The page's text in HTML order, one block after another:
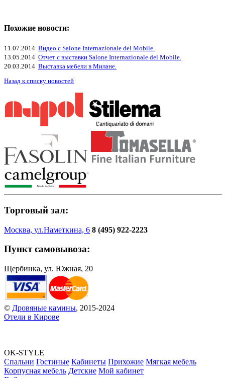
Похожие новости:
11.07.2014 Видео с Salone Internazionale del Mobile.
13.05.2014 Отчет с выставки Salone Internazionale del Mobile.
20.03.2014 Выставка мебели в Милане.
Назад к списку новостей
Торговый зал:
Москва, ул.Наметкина, 6 8 (495) 922-2223
Пункт самовывоза:
Щербинка, ул. Южная, 20
© Дровяные камины, 2015-2024
Отели в Кирове
OK-STYLE
Спальни Гостиные Кабинеты Прихожие Мягкая мебель
Корпусная мебель Детские Мой кабинет